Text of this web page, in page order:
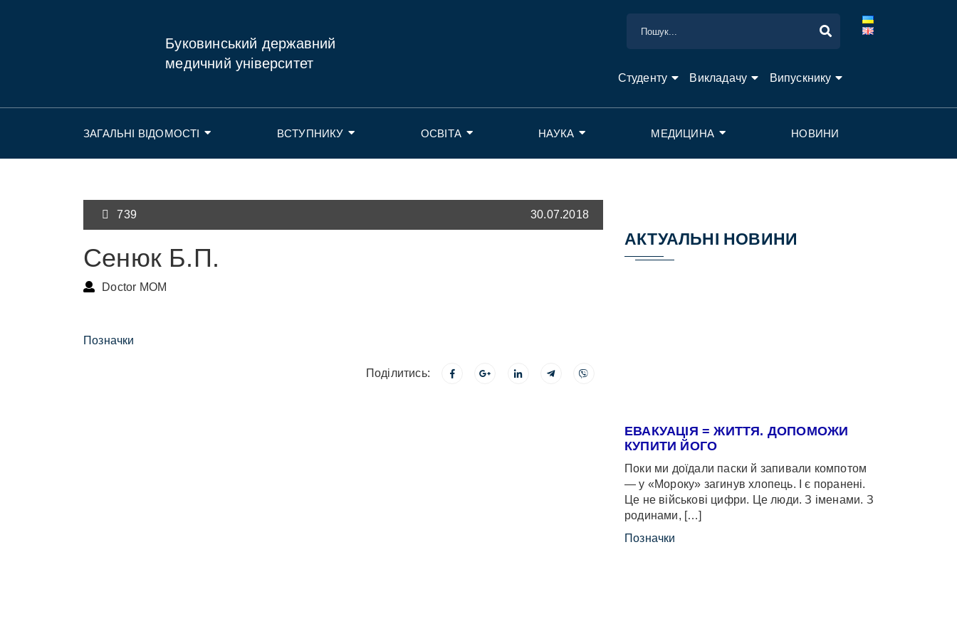
Буковинський державний
медичний університет
Студенту Викладачу Випускнику
ЗАГАЛЬНІ ВІДОМОСТІ ВСТУПНИКУ ОСВІТА НАУКА МЕДИЦИНА НОВИНИ
739 30.07.2018
Сенюк Б.П.
Doctor MOM
Позначки
Поділитись:
АКТУАЛЬНІ НОВИНИ
ЕВАКУАЦІЯ = ЖИТТЯ. ДОПОМОЖИ
КУПИТИ ЙОГО
Поки ми доїдали паски й запивали компотом
— у «Мороку» загинув хлопець. І є поранені.
Це не військові цифри. Це люди. З іменами. З
родинами, […]
Позначки